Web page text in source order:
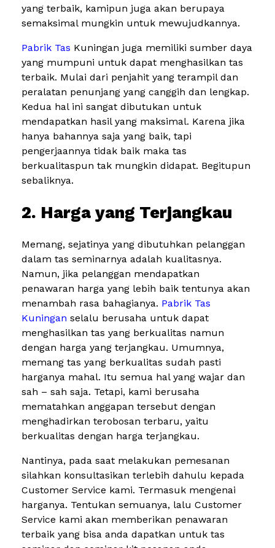
yang terbaik, kamipun juga akan berupaya
semaksimal mungkin untuk mewujudkannya.
Pabrik Tas Kuningan juga memiliki sumber daya
yang mumpuni untuk dapat menghasilkan tas
terbaik. Mulai dari penjahit yang terampil dan
peralatan penunjang yang canggih dan lengkap.
Kedua hal ini sangat dibutukan untuk
mendapatkan hasil yang maksimal. Karena jika
hanya bahannya saja yang baik, tapi
pengerjaannya tidak baik maka tas
berkualitaspun tak mungkin didapat. Begitupun
sebaliknya.
2. Harga yang Terjangkau
Memang, sejatinya yang dibutuhkan pelanggan
dalam tas seminarnya adalah kualitasnya.
Namun, jika pelanggan mendapatkan
penawaran harga yang lebih baik tentunya akan
menambah rasa bahagianya. Pabrik Tas
Kuningan selalu berusaha untuk dapat
menghasilkan tas yang berkualitas namun
dengan harga yang terjangkau. Umumnya,
memang tas yang berkualitas sudah pasti
harganya mahal. Itu semua hal yang wajar dan
sah – sah saja. Tetapi, kami berusaha
mematahkan anggapan tersebut dengan
menghadirkan terobosan terbaru, yaitu
berkualitas dengan harga terjangkau.
Nantinya, pada saat melakukan pemesanan
silahkan konsultasikan terlebih dahulu kepada
Customer Service kami. Termasuk mengenai
harganya. Tentukan semuanya, lalu Customer
Service kami akan memberikan penawaran
terbaik yang bisa anda dapatkan untuk tas